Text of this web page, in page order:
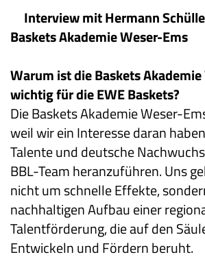
Interview mit Hermann
Baskets Akademie Weser-Ems
Warum ist die Baskets
wichtig für die EWE Baskets?
Die Baskets Akademie Weser-
weil wir ein Interesse daran
Talente und deutsche
BBL-Team heranzuführen. Uns
nicht um schnelle Effekte,
nachhaltigen Aufbau einer
Talentförderung, die auf den
Entwickeln und Fördern beruht.